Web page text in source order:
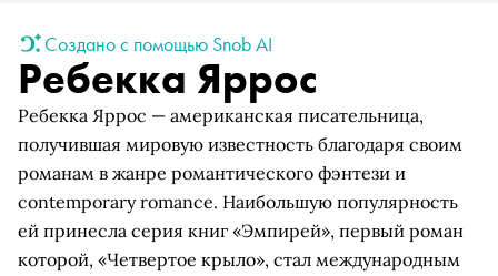
Создано с помощью Snob AI
Ребекка Яррос
Ребекка Яррос — американская писательница,
получившая мировую известность благодаря своим
романам в жанре романтического фэнтези и
contemporary romance. Наибольшую популярность
ей принесла серия книг «Эмпирей», первый роман
которой, «Четвертое крыло», стал международным